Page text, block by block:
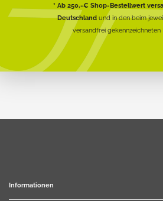
* Ab 250,-€ Shop-Bestellwert
Deutschlandund in den beim
versandfrei gekennzeichneten
Informationen